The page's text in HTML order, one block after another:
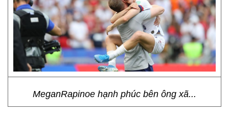
MeganRapinoe hạnh phúc bên ông xã...